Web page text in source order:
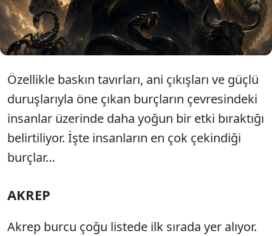
nedeniyle diğer insanları daha fazla etkiliyor.
Özellikle baskın tavırları, ani çıkışları ve güçlü
duruşlarıyla öne çıkan burçların çevresindeki
insanlar üzerinde daha yoğun bir etki bıraktığı
belirtiliyor. İşte insanların en çok çekindiği
burçlar…
AKREP
Akrep burcu çoğu listede ilk sırada yer alıyor.